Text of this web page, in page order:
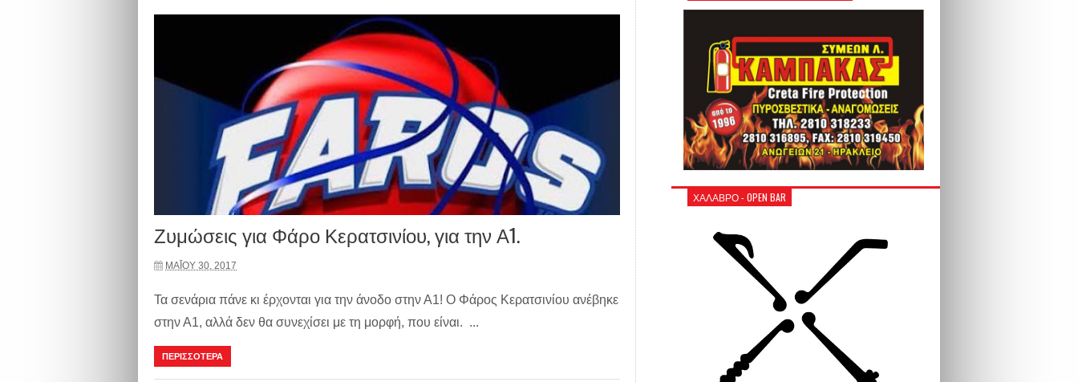
Ζυμώσεις για Φάρο Κερατσινίου, για την Α1.
ΜΑΪ́ΟΥ 30, 2017
Τα σενάρια πάνε κι έρχονται για την άνοδο στην Α1! Ο Φάρος Κερατσινίου ανέβηκε
στην Α1, αλλά δεν θα συνεχίσει με τη μορφή, που είναι. ...
ΠΕΡΙΣΣΟΤΕΡΑ
ΧΑΛΑΒΡΟ - OPEN BAR